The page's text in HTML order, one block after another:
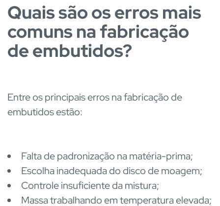
Quais são os erros mais
comuns na fabricação
de embutidos?
Entre os principais erros na fabricação de
embutidos estão:
Falta de padronização na matéria-prima;
Escolha inadequada do disco de moagem;
Controle insuficiente da mistura;
Massa trabalhando em temperatura elevada;